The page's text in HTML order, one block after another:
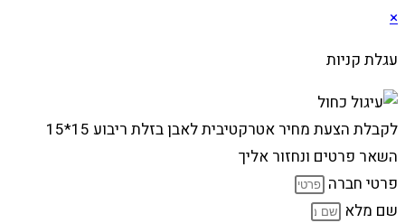
×
עגלת קניות
לקבלת הצעת מחיר אטרקטיבית לאבן בזלת ריבוע 15*15
השאר פרטים ונחזור אליך
פרטי חברה
שם מלא